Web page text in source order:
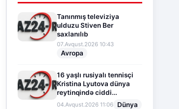
Tanınmış televiziya
ulduzu Stiven Ber
saxlanılıb
07.Avqust.2026 10:43
Avropa
16 yaşlı rusiyalı tennisçi
Kristina Lyutova dünya
reytinqində ciddi
irəliləyişə imza atdı
04.Avqust.2026 11:06 Dünya